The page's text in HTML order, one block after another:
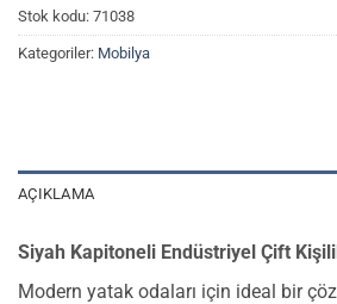
Stok kodu: 71038
Kategoriler: Mobilya
AÇIKLAMA
Siyah Kapitoneli Endüstriyel Çift
Modern yatak odaları için ideal bir